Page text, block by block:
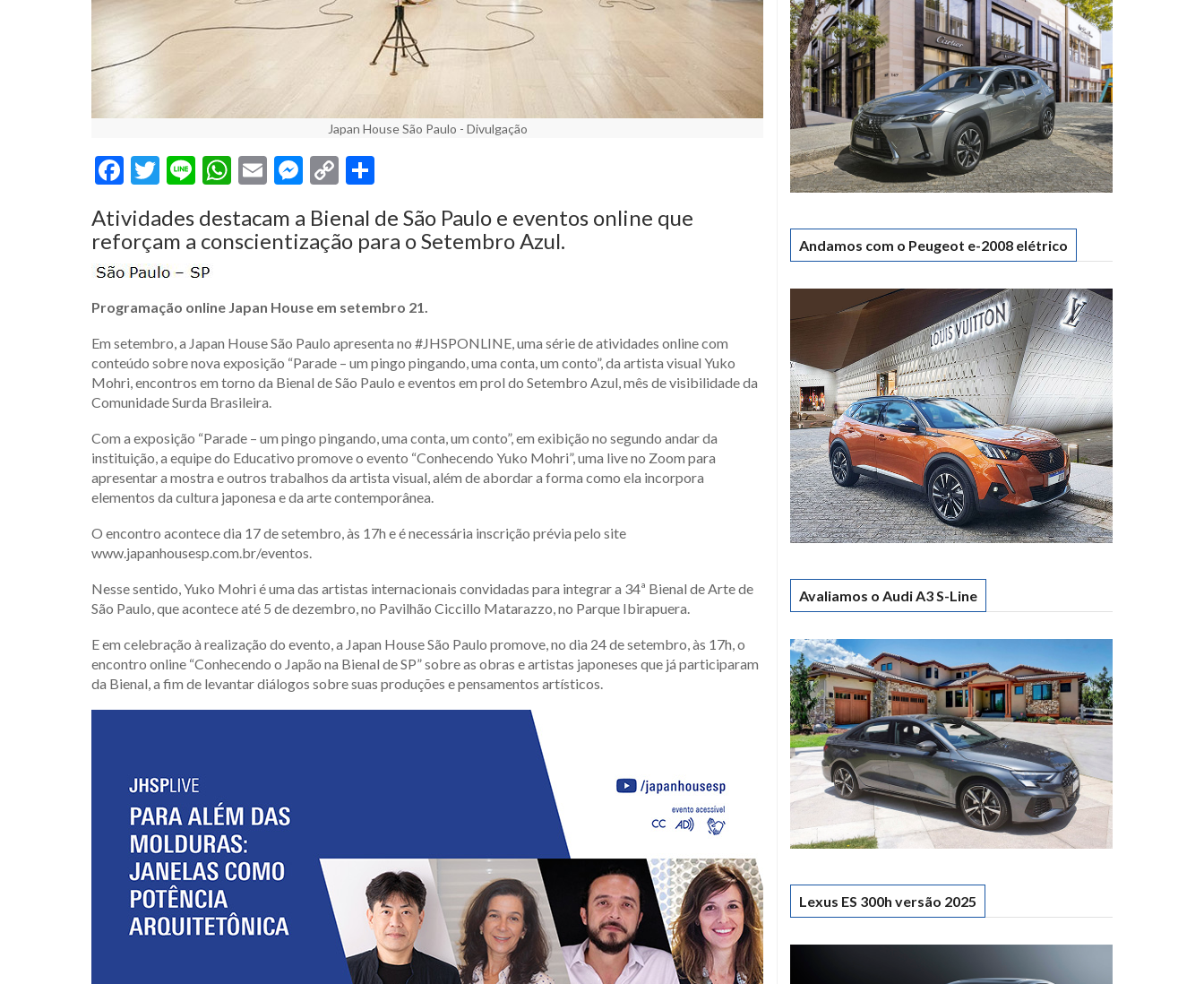
Japan House São Paulo - Divulgação
Facebook
Twitter
LineWhatsApp
EmailMessenger
Copy
Atividades destacam a Bienal de São Paulo e eventos online que
reforçam a conscientização para o Setembro Azul.
Programação online Japan House em setembro 21.
Em setembro, a Japan House São Paulo apresenta no #JHSPONLINE, uma série de atividades online com
conteúdo sobre nova exposição “Parade – um pingo pingando, uma conta, um conto”, da artista visual Yuko
Mohri, encontros em torno da Bienal de São Paulo e eventos em prol do Setembro Azul, mês de visibilidade da
Comunidade Surda Brasileira.
Com a exposição “Parade – um pingo pingando, uma conta, um conto”, em exibição no segundo andar da
instituição, a equipe do Educativo promove o evento “Conhecendo Yuko Mohri”, uma live no Zoom para
apresentar a mostra e outros trabalhos da artista visual, além de abordar a forma como ela incorpora
elementos da cultura japonesa e da arte contemporânea.
O encontro acontece dia 17 de setembro, às 17h e é necessária inscrição prévia pelo site
www.japanhousesp.com.br/eventos.
Nesse sentido, Yuko Mohri é uma das artistas internacionais convidadas para integrar a 34ª Bienal de Arte de
São Paulo, que acontece até 5 de dezembro, no Pavilhão Ciccillo Matarazzo, no Parque Ibirapuera.
E em celebração à realização do evento, a Japan House São Paulo promove, no dia 24 de setembro, às 17h, o
encontro online “Conhecendo o Japão na Bienal de SP” sobre as obras e artistas japoneses que já participaram
da Bienal, a fim de levantar diálogos sobre suas produções e pensamentos artísticos.
Andamos com o Peugeot e-2008 elétrico
Avaliamos o Audi A3 S-Line
Lexus ES 300h versão 2025